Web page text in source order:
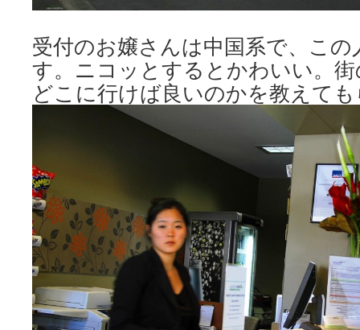
受付のお嬢さんは中国系で、こ
す。ニコッとするとかわいい。
どこに行けば良いのかを教えて